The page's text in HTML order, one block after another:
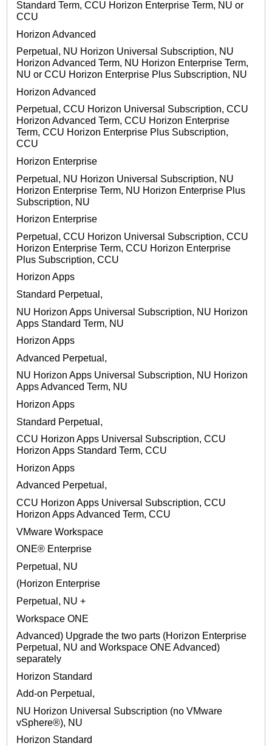
Standard Term, CCU Horizon Enterprise Term, NU or
CCU
Horizon Advanced
Perpetual, NU Horizon Universal Subscription, NU
Horizon Advanced Term, NU Horizon Enterprise Term,
NU or CCU Horizon Enterprise Plus Subscription, NU
Horizon Advanced
Perpetual, CCU Horizon Universal Subscription, CCU
Horizon Advanced Term, CCU Horizon Enterprise
Term, CCU Horizon Enterprise Plus Subscription,
CCU
Horizon Enterprise
Perpetual, NU Horizon Universal Subscription, NU
Horizon Enterprise Term, NU Horizon Enterprise Plus
Subscription, NU
Horizon Enterprise
Perpetual, CCU Horizon Universal Subscription, CCU
Horizon Enterprise Term, CCU Horizon Enterprise
Plus Subscription, CCU
Horizon Apps
Standard Perpetual,
NU Horizon Apps Universal Subscription, NU Horizon
Apps Standard Term, NU
Horizon Apps
Advanced Perpetual,
NU Horizon Apps Universal Subscription, NU Horizon
Apps Advanced Term, NU
Horizon Apps
Standard Perpetual,
CCU Horizon Apps Universal Subscription, CCU
Horizon Apps Standard Term, CCU
Horizon Apps
Advanced Perpetual,
CCU Horizon Apps Universal Subscription, CCU
Horizon Apps Advanced Term, CCU
VMware Workspace
ONE® Enterprise
Perpetual, NU
(Horizon Enterprise
Perpetual, NU +
Workspace ONE
Advanced) Upgrade the two parts (Horizon Enterprise
Perpetual, NU and Workspace ONE Advanced)
separately
Horizon Standard
Add-on Perpetual,
NU Horizon Universal Subscription (no VMware
vSphere®), NU
Horizon Standard